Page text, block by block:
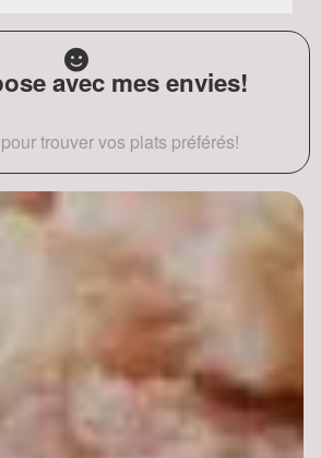
avec mes envies!
trouver vos plats préférés!